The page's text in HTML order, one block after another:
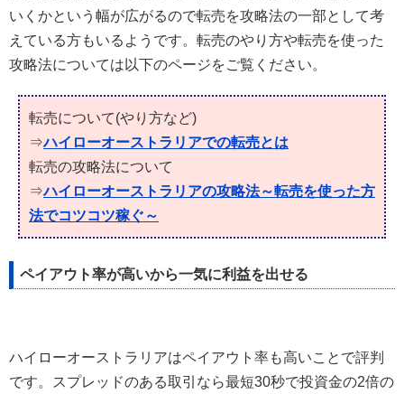
いくかという幅が広がるので転売を攻略法の一部として考
えている方もいるようです。転売のやり方や転売を使った
攻略法については以下のページをご覧ください。
転売について(やり方など)
⇒ハイローオーストラリアでの転売とは
転売の攻略法について
⇒ハイローオーストラリアの攻略法～転売を使った方
法でコツコツ稼ぐ～
ペイアウト率が高いから一気に利益を出せる
ハイローオーストラリアはペイアウト率も高いことで評判
です。スプレッドのある取引なら最短30秒で投資金の2倍の